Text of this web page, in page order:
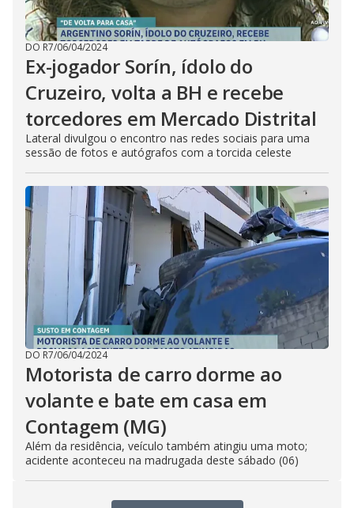
DO R7/06/04/2024
Ex-jogador Sorín, ídolo do
Cruzeiro, volta a BH e recebe
torcedores em Mercado Distrital
Lateral divulgou o encontro nas redes sociais para uma
sessão de fotos e autógrafos com a torcida celeste
DO R7/06/04/2024
Motorista de carro dorme ao
volante e bate em casa em
Contagem (MG)
Além da residência, veículo também atingiu uma moto;
acidente aconteceu na madrugada deste sábado (06)